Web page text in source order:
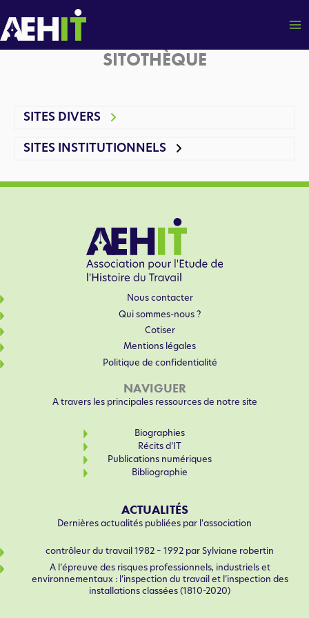
au
contenu
SITOTHÈQUE
SITES DIVERS
SITES INSTITUTIONNELS
Nous contacter
Qui sommes-nous ?
Cotiser
Mentions légales
Politique de confidentialité
NAVIGUER
A travers les principales ressources de notre site
Biographies
Récits d’IT
Publications numériques
Bibliographie
ACTUALITÉS
Dernières actualités publiées par l'association
contrôleur du travail 1982 – 1992 par Sylviane robertin
A l’épreuve des risques professionnels, industriels et
environnementaux : l’inspection du travail et l’inspection des
installations classées (1810-2020)